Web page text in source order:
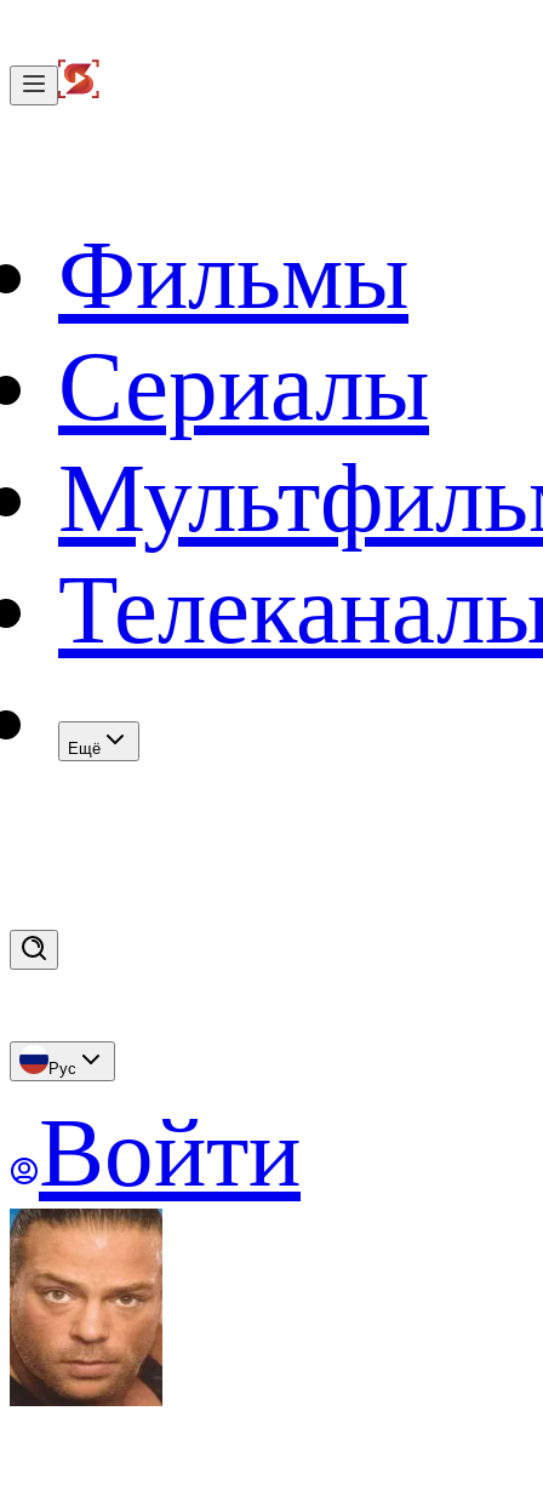
Фильмы
Сериалы
Eщё
Рус
Войти